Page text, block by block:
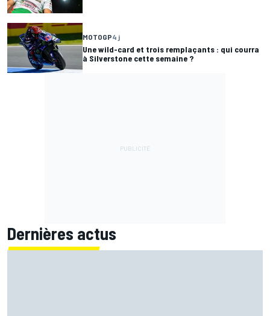
MOTOGP4 j
Une wild-card et trois remplaçants : qui courra
à Silverstone cette semaine ?
Dernières actus